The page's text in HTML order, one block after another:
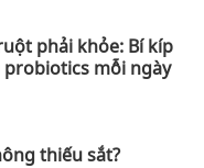
phải khỏe: Bí kíp
mỗi ngày
thiếu sắt?